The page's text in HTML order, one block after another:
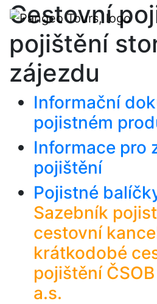
Cestovní
pojištění
zájezdu
Informační
pojistném
Informace pro
pojištění
Pojistné
Sazebník
cestovní
krátkodobé
pojištění
a.s.